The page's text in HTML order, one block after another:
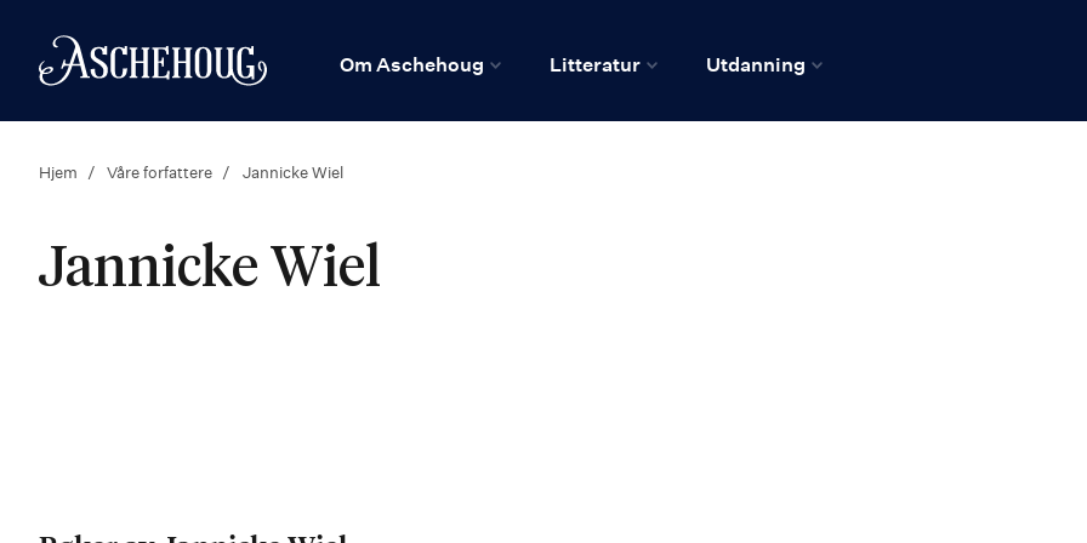
Hjem
Om Aschehoug Litteratur Utdanning
Hjem Våre forfattere Jannicke Wiel
Jannicke Wiel